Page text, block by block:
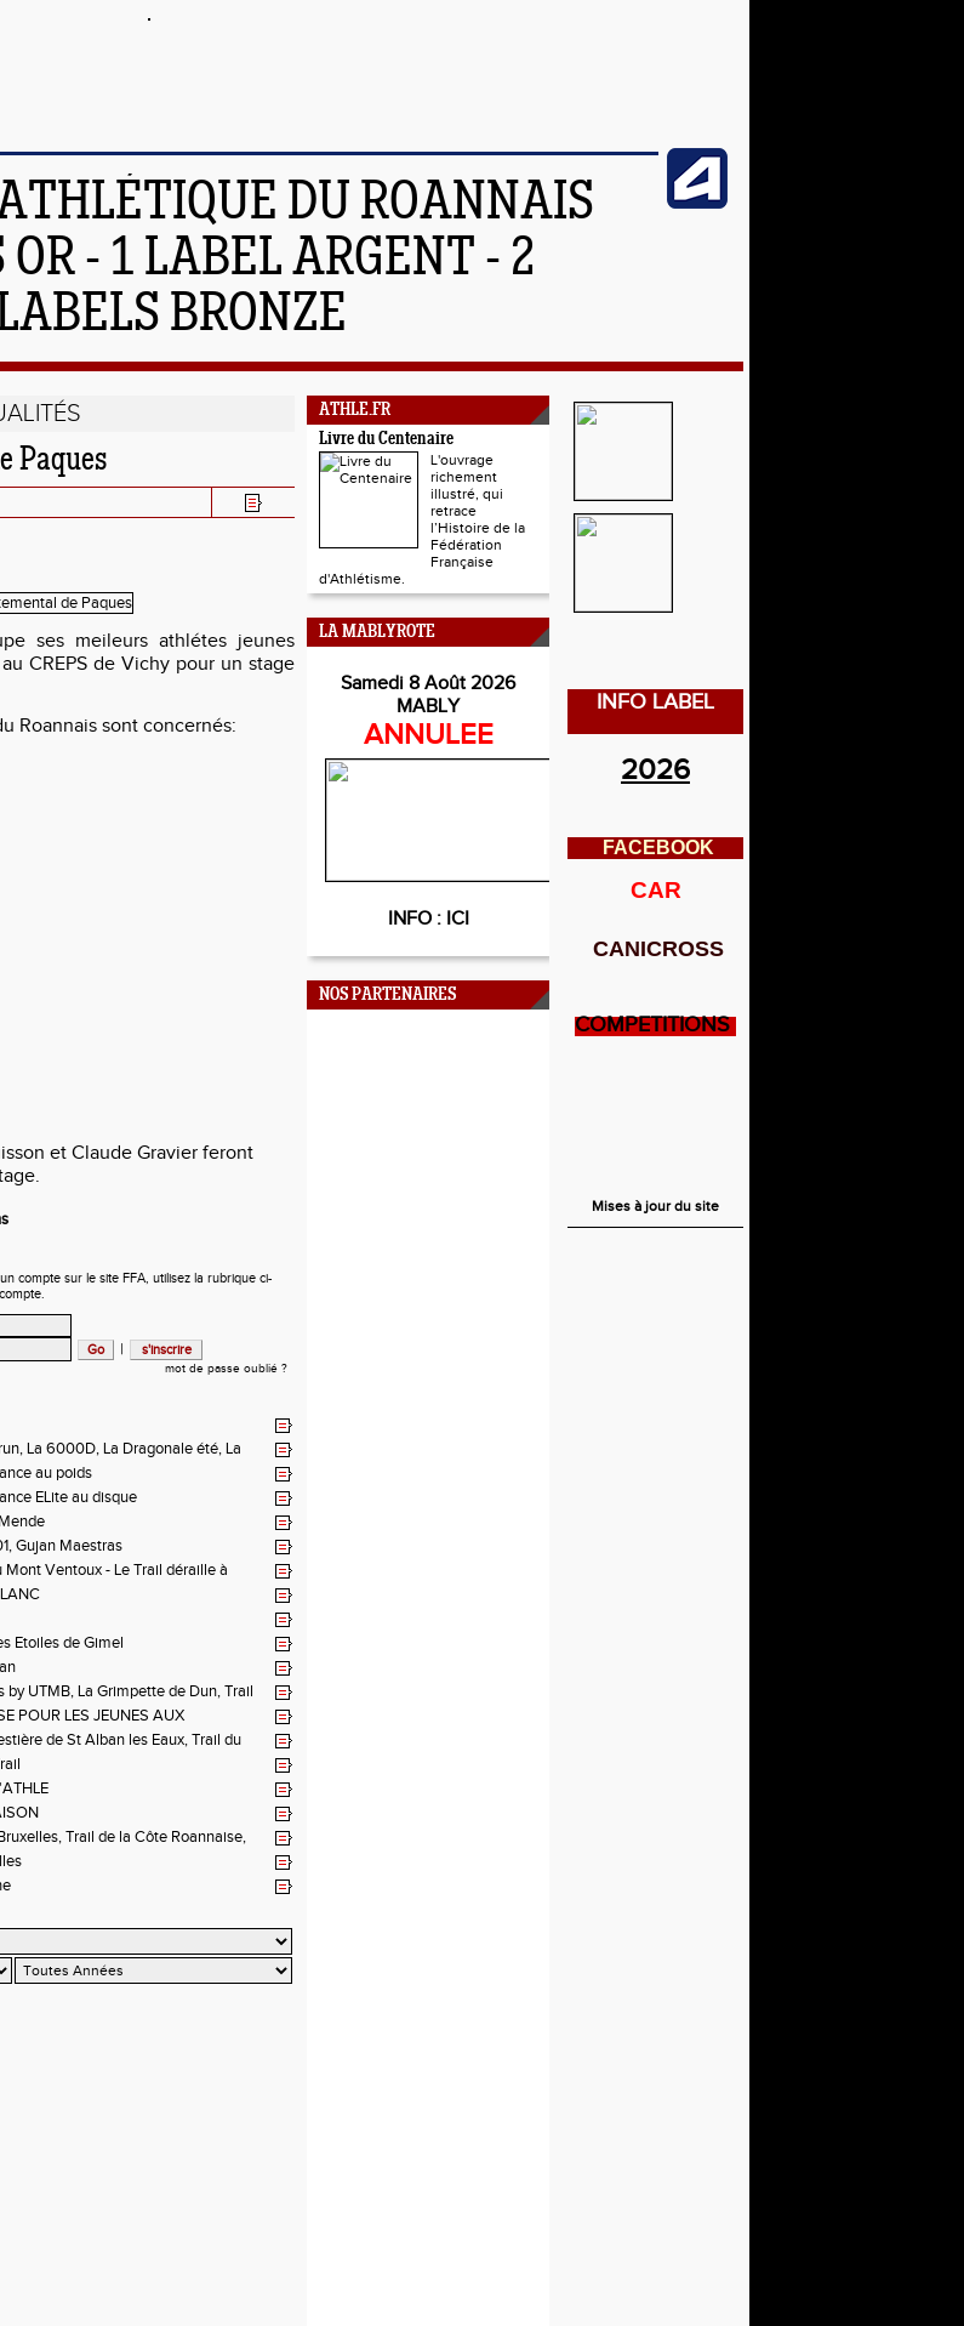
DU ROANNAIS
OR - 1 LABEL ARGENT - 2
BRONZE
Paques
ses meileurs athlétes jeunes
CREPS de Vichy pour un stage
Roannais sont concernés:
et Claude Gravier feront
compte sur le site FFA, utilisez la rubrique ci-
|
mot de passe oublié ?
La 6000D, La Dragonale été, La
au poids
ELite au disque
Gujan Maestras
Ventoux - Le Trail déraille à
- Triathlon de Vichy - Trail
Etoiles de Gimel
by UTMB, La Grimpette de Dun, Trail
POUR LES JEUNES AUX
A ANDREZIEUX
de St Alban les Eaux, Trail du
Roannais FSGT
Trail de la Côte Roannaise,
ATHLE.FR
Livre du Centenaire
L'ouvrage
richement
illustré, qui
retrace
l’Histoire de la
Fédération
Française
d'Athlétisme.
LA MABLYROTE
Samedi 8 Août 2026
MABLY
ANNULEE
INFO : ICI
NOS PARTENAIRES
INFO LABEL
2026
FACEBOOK
CAR
CANICROSS
COMPETITIONS
Mises à jour du site